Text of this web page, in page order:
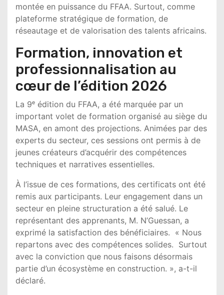
montée en puissance du FFAA. Surtout, comme
plateforme stratégique de formation, de
réseautage et de valorisation des talents africains.
Formation, innovation et
professionnalisation au
cœur de l’édition 2026
La 9ᵉ édition du FFAA, a été marquée par un
important volet de formation organisé au siège du
MASA, en amont des projections. Animées par des
experts du secteur, ces sessions ont permis à de
jeunes créateurs d’acquérir des compétences
techniques et narratives essentielles.
À l’issue de ces formations, des certificats ont été
remis aux participants. Leur engagement dans un
secteur en pleine structuration a été salué. Le
représentant des apprenants, M. N’Guessan, a
exprimé la satisfaction des bénéficiaires. « Nous
repartons avec des compétences solides. Surtout
avec la conviction que nous faisons désormais
partie d’un écosystème en construction. », a-t-il
déclaré.